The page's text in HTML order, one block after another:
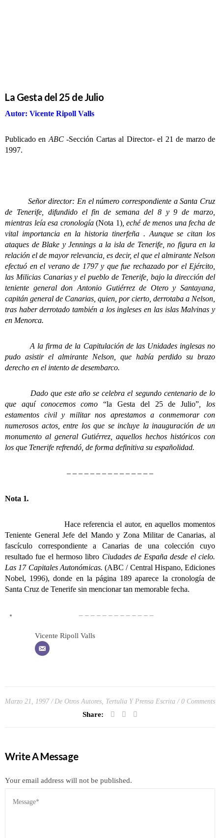
La Gesta del 25 de Julio
Autor: Vicente Ripoll Valls
Publicado en ABC-Sección Cartas al Director- el 21 de marzo de
1997.
Señor director: En el número correspondiente a Santa Cruz
de Tenerife, difundido el fin de semana del 8 y 9 de marzo,
mientras leía esa cronología(Nota 1), eché de menos una fecha de
vital importancia en la historia tinerfeña . Aunque se citan los
ataques de Blake y Jennings a la isla de Tenerife, no figura en la
relación el de mayor relevancia, es decir, el que el almirante Nelson
efectuó en el verano de 1797 y que fue rechazado por el Ejército,
las Milicias Canarias y el pueblo de Tenerife, bajo la dirección del
teniente general don Antonio Gutiérrez de Otero y Santayana,
capitán general de Canarias, quien, por cierto, derrotaba a Nelson,
tras haber derrotado también a los ingleses en las islas Malvinas y
en Menorca.
A la firma de la Capitulación de las Unidades inglesas no
pudo asistir el almirante Nelson, que había perdido su brazo
derecho en el intento de desembarco.
Dado que este año se celebra el segundo centenario de lo
que aquí conocemos como“la Gesta del 25 de Julio” , los
estamentos civil y militar nos aprestamos a conmemorar con
numerosos actos, entre los que se incluye la inauguración de un
monumento al general Gutiérrez, aquellos hechos históricos con
los que Tenerife refrendó, de forma definitiva su españolidad.
– – – – – – – – – – – – – – –
Nota 1.
Hace referencia el autor, en aquellos momentos
Teniente General Jefe del Mando y Zona Militar de Canarias, al
fascículo correspondiente a Canarias de una colección cuyo
resultado fue el hermoso libro Ciudades de España desde el cielo.
Las 17 Capitales Autonómicas. (ABC / Central Hispano, Ediciones
Nobel, 1996), donde en la página 189 aparece la cronología de
Santa Cruz de Tenerife sin mencionar tan memorable fecha.
– – – – – – – – – – – – –
Vicente Ripoll Valls
Marzo 21, 1997 De Otros Autores Tertulia Y Prensa Escrita 0 Comments
Share:
Write A Message
Your email address will not be published.